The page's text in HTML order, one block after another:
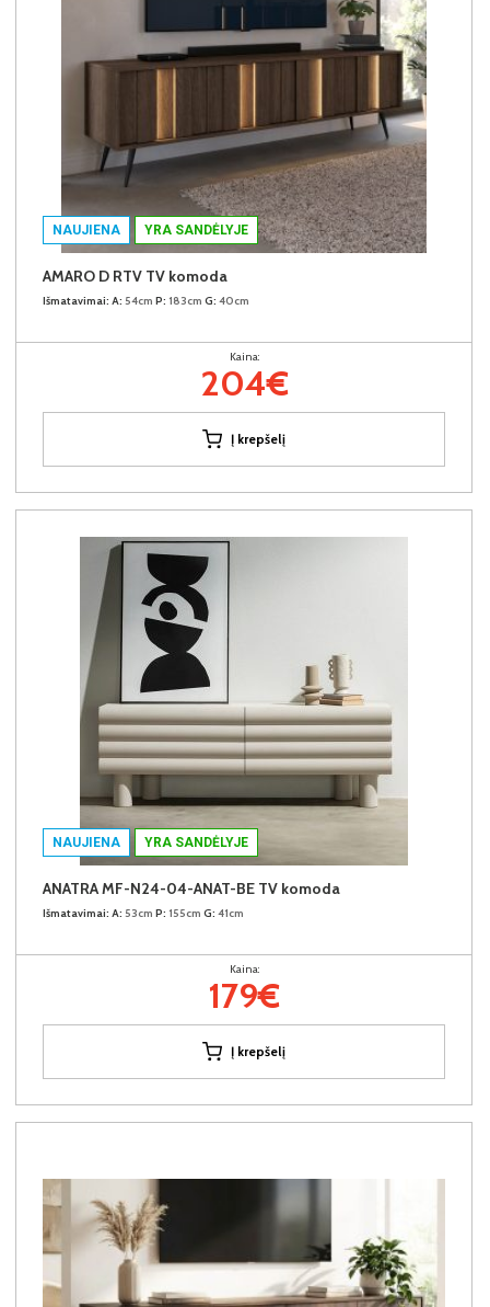
NAUJIENA YRA SANDĖLYJE
AMARO D RTV TV komoda
Išmatavimai: A: 54cm P: 183cm G: 40cm
Kaina:
204€
Į krepšelį
NAUJIENA YRA SANDĖLYJE
ANATRA MF-N24-04-ANAT-BE TV komoda
Išmatavimai: A: 53cm P: 155cm G: 41cm
Kaina:
179€
Į krepšelį